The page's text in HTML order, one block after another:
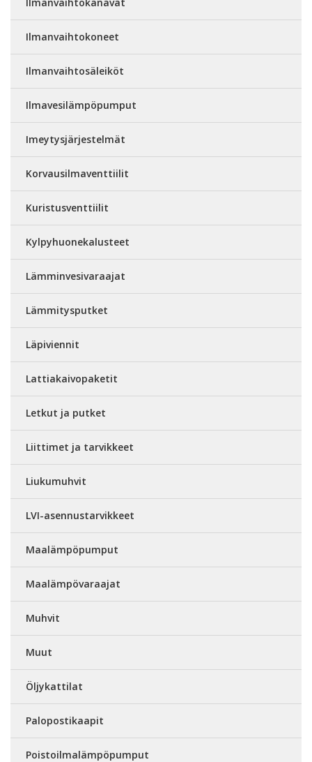
Ilmanvaihtokoneet
Ilmanvaihtosäleiköt
Ilmavesilämpöpumput
Imeytysjärjestelmät
Korvausilmaventtiilit
Kuristusventtiilit
Kylpyhuonekalusteet
Lämminvesivaraajat
Lämmitysputket
Läpiviennit
Lattiakaivopaketit
Letkut ja putket
Liittimet ja tarvikkeet
Liukumuhvit
LVI-asennustarvikkeet
Maalämpöpumput
Maalämpövaraajat
Muhvit
Muut
Öljykattilat
Palopostikaapit
Poistoilmalämpöpumput